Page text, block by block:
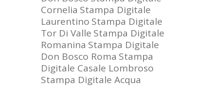
Cornelia Stampa Digitale
Laurentino Stampa Digitale
Tor Di Valle Stampa Digitale
Romanina Stampa Digitale
Don Bosco Roma Stampa
Digitale Casale Lombroso
Stampa Digitale Acqua